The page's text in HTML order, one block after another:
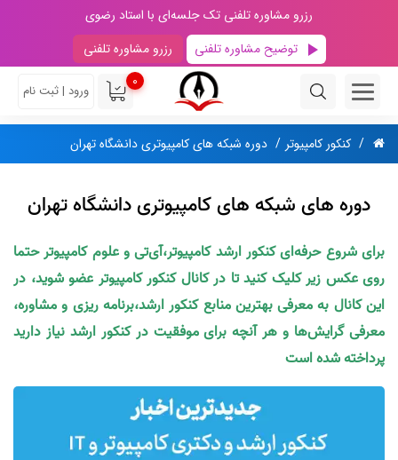
رزرو مشاوره تلفنی تک جلسه‌ای با استاد رضوی
توضیح مشاوره تلفنی
رزرو مشاوره تلفنی
0
ورود | ثبت نام
کنکور کامپیوتر دوره شبکه های کامپیوتری دانشگاه تهران
دوره های شبکه های کامپیوتری دانشگاه تهران
برای شروع حرفه‌ای کنکور ارشد کامپیوتر،آی‌تی و علوم کامپیوتر حتما
روی عکس زیر کلیک کنید تا در کانال کنکور کامپیوتر عضو شوید، در
این کانال به معرفی بهترین منابع کنکور ارشد،برنامه ریزی و مشاوره،
معرفی گرایش‌ها و هر آنچه برای موفقیت در کنکور ارشد نیاز دارید
پرداخته شده است